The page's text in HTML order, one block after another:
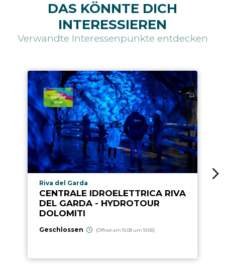
DAS KÖNNTE DICH
INTERESSIEREN
Verwandte Interessenpunkte entdecken
aria.poi_location_prefix
Riva del Garda
CENTRALE IDROELETTRICA RIVA
DEL GARDA - HYDROTOUR
DOLOMITI
Geschlossen (Öffnet am 10.08 um 10:00)